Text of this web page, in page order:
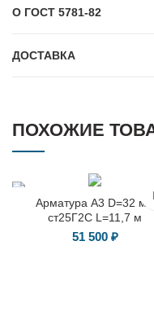
О ГОСТ 5781-82
ДОСТАВКА
ПОХОЖИЕ
Арматура А3 D=32 мм
ст25Г2C L=11,7 м
51 500 ₽